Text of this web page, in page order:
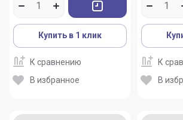
Купить в 1 клик
К сравнению
В избранное
К
В